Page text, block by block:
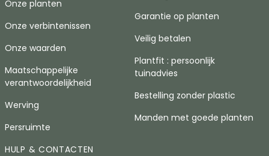
Onze planten
Onze verbintenissen
Onze waarden
Maatschappelijke
verantwoordelijkheid
Werving
Persruimte
Garantie op planten
Veilig betalen
Plantfit : persoonlijk
tuinadvies
Bestelling zonder plastic
Manden met goede planten
HULP & CONTACTEN